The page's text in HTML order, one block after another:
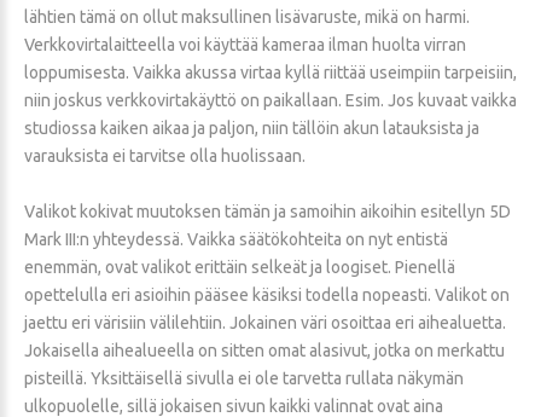
lähtien tämä on ollut maksullinen lisävaruste, mikä on harmi.
Verkkovirtalaitteella voi käyttää kameraa ilman huolta virran
loppumisesta. Vaikka akussa virtaa kyllä riittää useimpiin tarpeisiin,
niin joskus verkkovirtakäyttö on paikallaan. Esim. Jos kuvaat vaikka
studiossa kaiken aikaa ja paljon, niin tällöin akun latauksista ja
varauksista ei tarvitse olla huolissaan.
Valikot kokivat muutoksen tämän ja samoihin aikoihin esitellyn 5D
Mark III:n yhteydessä. Vaikka säätökohteita on nyt entistä
enemmän, ovat valikot erittäin selkeät ja loogiset. Pienellä
opettelulla eri asioihin pääsee käsiksi todella nopeasti. Valikot on
jaettu eri värisiin välilehtiin. Jokainen väri osoittaa eri aihealuetta.
Jokaisella aihealueella on sitten omat alasivut, jotka on merkattu
pisteillä. Yksittäisellä sivulla ei ole tarvetta rullata näkymän
ulkopuolelle, sillä jokaisen sivun kaikki valinnat ovat aina